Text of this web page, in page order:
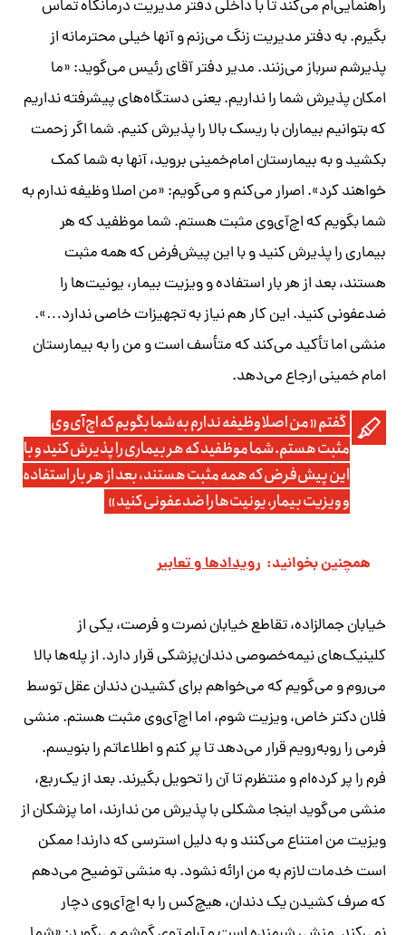
راهنمایی‌ام می‌کند تا با داخلی دفتر مدیریت درمانگاه تماس
بگیرم. به دفتر مدیریت زنگ می‌زنم و آنها خیلی محترمانه از
پذیرشم سرباز می‌زنند. مدیر دفتر آقای رئیس می‌گوید: «ما
امکان پذیرش شما را نداریم. یعنی دستگاه‌های پیشرفته نداریم
که بتوانیم بیماران با ریسک بالا را پذیرش کنیم. شما اگر زحمت
بکشید و به بیمارستان امام‌خمینی بروید، آنها به شما کمک
خواهند کرد». اصرار می‌کنم و می‌گویم: «من اصلا وظیفه ندارم به
شما بگویم که اچ‌آی‌وی مثبت هستم. شما موظفید که هر
بیماری را پذیرش کنید و با این پیش‌فرض که همه مثبت
هستند، بعد از هر بار استفاده و ویزیت بیمار، یونیت‌ها را
ضدعفونی کنید. این کار هم نیاز به تجهیزات خاصی ندارد…».
منشی اما تأکید می‌کند که متأسف است و من را به بیمارستان
امام خمینی ارجاع می‌دهد.
گفتم «من اصلا وظیفه ندارم به شما بگویم که اچ‌آی‌وی
مثبت هستم. شما موظفید که هر بیماری را پذیرش کنید و با
این پیش‌فرض که همه مثبت هستند، بعد از هر بار استفاده
و ویزیت بیمار، یونیت‌ها را ضدعفونی کنید»
همچنین بخوانید: رویدادها و تعابیر
خیابان جمالزاده، تقاطع خیابان نصرت و فرصت، یکی از
کلینیک‌های نیمه‌خصوصی دندان‌پزشکی قرار دارد. از پله‌ها بالا
می‌روم و می‌گویم که می‌خواهم برای کشیدن دندان عقل توسط
فلان دکتر خاص، ویزیت شوم، اما اچ‌آی‌وی مثبت هستم. منشی
فرمی را روبه‌رویم قرار می‌دهد تا پر کنم و اطلاعاتم را بنویسم.
فرم را پر کرده‌ام و منتظرم تا آن را تحویل بگیرند. بعد از یک‌ربع،
منشی می‌گوید اینجا مشکلی با پذیرش من ندارند، اما پزشکان از
ویزیت من امتناع می‌کنند و به دلیل استرسی که دارند! ممکن
است خدمات لازم به من ارائه نشود. به منشی توضیح می‌دهم
که صرف کشیدن یک دندان، هیچ‌کس را به اچ‌آی‌وی دچار